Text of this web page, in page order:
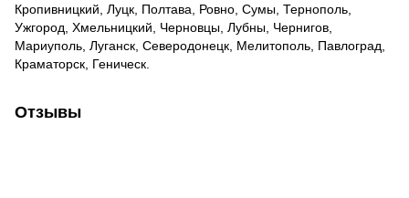
Кропивницкий, Луцк, Полтава, Ровно, Сумы, Тернополь,
Ужгород, Хмельницкий, Черновцы, Лубны, Чернигов,
Мариуполь, Луганск, Северодонецк, Мелитополь, Павлоград,
Краматорск, Геническ.
Отзывы